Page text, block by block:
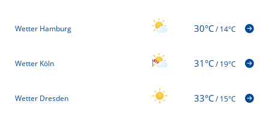
Wetter Hamburg 30°C/14°C
Wetter Köln 31°C/19°C
Wetter Dresden 33°C/15°C